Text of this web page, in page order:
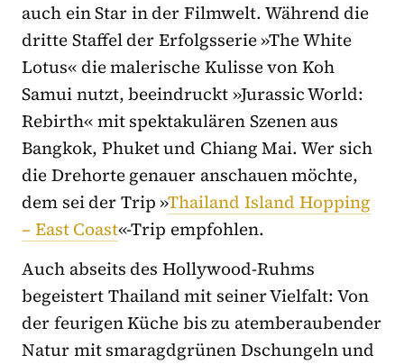
auch ein Star in der Filmwelt. Während die
dritte Staffel der Erfolgsserie »The White
Lotus« die malerische Kulisse von Koh
Samui nutzt, beeindruckt »Jurassic World:
Rebirth« mit spektakulären Szenen aus
Bangkok, Phuket und Chiang Mai. Wer sich
die Drehorte genauer anschauen möchte,
dem sei der Trip »Thailand Island Hopping
– East Coast«-Trip empfohlen.
Auch abseits des Hollywood-Ruhms
begeistert Thailand mit seiner Vielfalt: Von
der feurigen Küche bis zu atemberaubender
Natur mit smaragdgrünen Dschungeln und